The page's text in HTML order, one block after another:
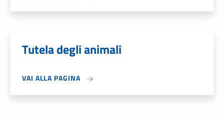
Tutela degli animali
VAI ALLA PAGINA